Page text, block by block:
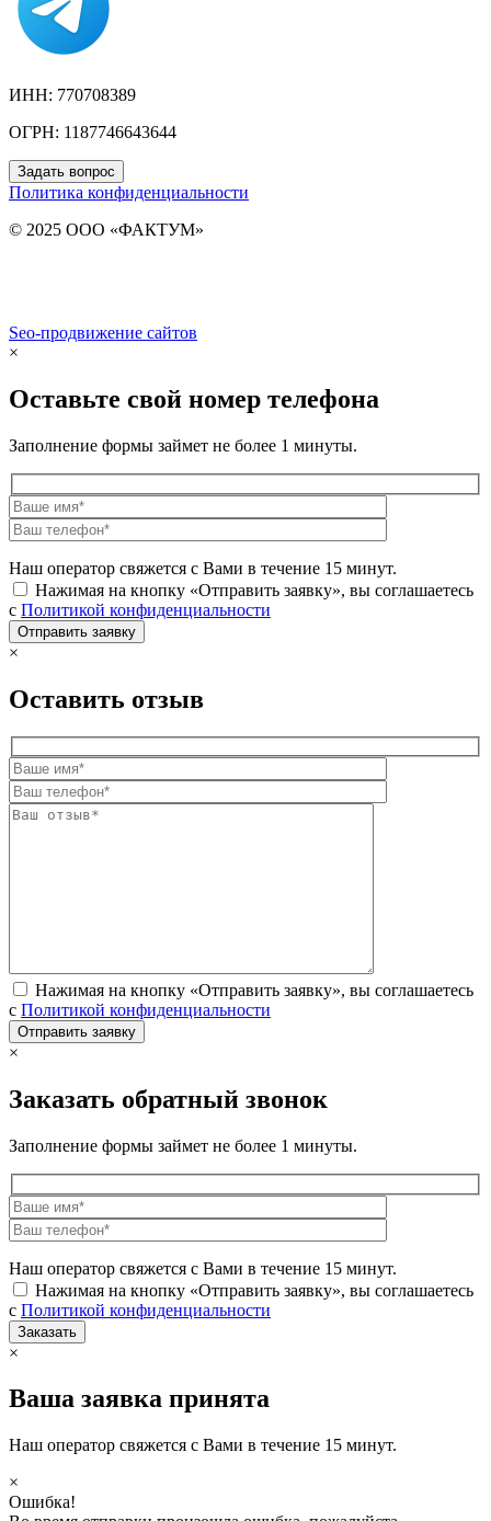
ИНН: 770708389
ОГРН: 1187746643644
Задать вопрос
Политика конфиденциальности
© 2025 ООО «ФАКТУМ»
Seo-продвижение сайтов
×
Оставьте свой номер телефона
Заполнение формы займет не более 1 минуты.
Наш оператор свяжется с Вами в течение 15 минут.
Нажимая на кнопку «Отправить заявку», вы соглашаетесь
с Политикой конфиденциальности
×
Оставить отзыв
Нажимая на кнопку «Отправить заявку», вы соглашаетесь
с Политикой конфиденциальности
×
Заказать обратный звонок
Заполнение формы займет не более 1 минуты.
Наш оператор свяжется с Вами в течение 15 минут.
Нажимая на кнопку «Отправить заявку», вы соглашаетесь
с Политикой конфиденциальности
×
Ваша заявка принята
Наш оператор свяжется с Вами в течение 15 минут.
×
Ошибка!